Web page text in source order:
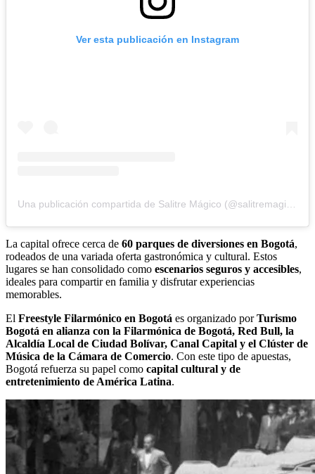
Ver esta publicación en Instagram
La capital ofrece cerca de 60 parques de diversiones en Bogotá,
rodeados de una variada oferta gastronómica y cultural. Estos
lugares se han consolidado como escenarios seguros y accesibles,
ideales para compartir en familia y disfrutar experiencias
memorables.
El Freestyle Filarmónico en Bogotá es organizado porTurismo
Bogotá en alianza con la Filarmónica de Bogotá, Red Bull, la
Alcaldía Local de Ciudad Bolívar, Canal Capital y el Clúster de
Música de la Cámara de Comercio. Con este tipo de apuestas,
Bogotá refuerza su papel como capital cultural y de
entretenimiento de América Latina.